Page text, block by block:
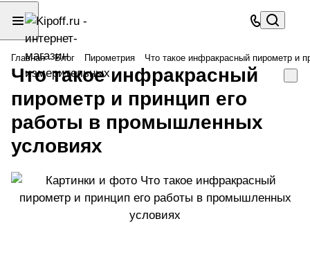
Главная Блог Пирометрия Что такое инфракрасный пирометр и
Что такое инфракрасный
пирометр и принцип его
работы в промышленных
условиях